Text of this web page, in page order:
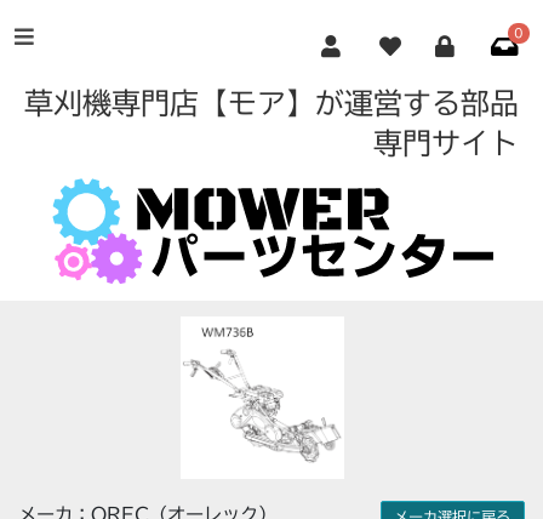
0
草刈機専門店【モア】が運営する部品
専門サイト
メーカ：OREC（オーレック）